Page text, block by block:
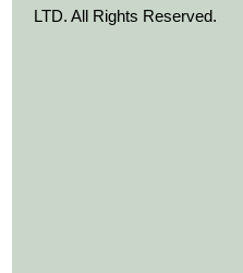
LTD. All Rights Reserved.